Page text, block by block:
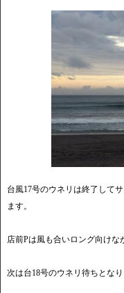
台風17号のウネリは終了して
ます。
店前Pは風も合いロング向けな
次は台18号のウネリ待ちとなり